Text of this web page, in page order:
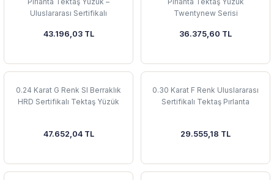
Uluslararası Sertifikalı
43.196,03 TL
Twentynew Serisi
36.375,60 TL
0.24 Karat G Renk SI Berraklık
HRD Sertifikalı Tektaş Yüzük
47.652,04 TL
0.30 Karat F Renk Uluslararası
Sertifikalı Tektaş Pırlanta
29.555,18 TL